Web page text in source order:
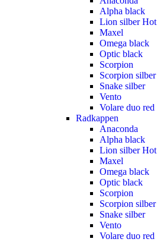
Alpha black
Lion silberHot
Maxel
Omega black
Optic black
Scorpion
Scorpion silber
Snake silber
Vento
Volare duo red
Radkappen
Anaconda
Alpha black
Lion silberHot
Maxel
Omega black
Optic black
Scorpion
Scorpion silber
Snake silber
Vento
Volare duo red